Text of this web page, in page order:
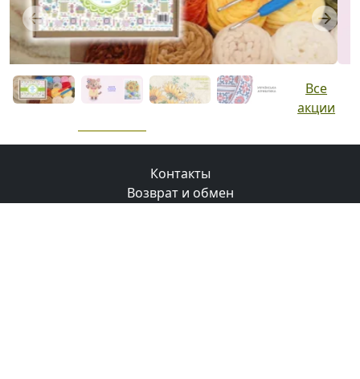
Previous Next
Все
акции
Контакты
Возврат и обмен